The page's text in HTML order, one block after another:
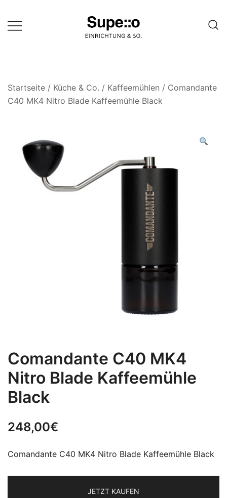
zum
Inhalt
einer Website
Startseite / Küche & Co. / Kaffeemühlen / Comandante
C40 MK4 Nitro Blade Kaffeemühle Black
Comandante C40 MK4
Nitro Blade Kaffeemühle
Black
248,00€
Comandante C40 MK4 Nitro Blade Kaffeemühle Black
JETZT KAUFEN